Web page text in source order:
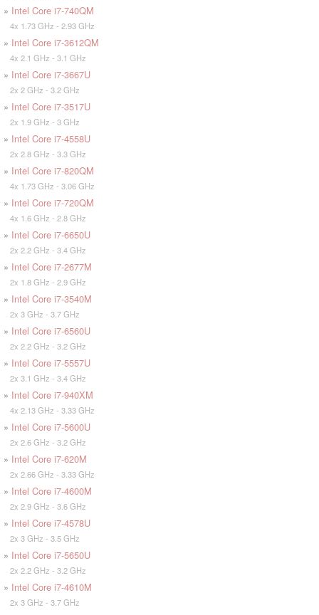
» Intel Core i7-740QM
4x 1.73 GHz - 2.93 GHz
» Intel Core i7-3612QM
4x 2.1 GHz - 3.1 GHz
» Intel Core i7-3667U
2x 2 GHz - 3.2 GHz
» Intel Core i7-3517U
2x 1.9 GHz - 3 GHz
» Intel Core i7-4558U
2x 2.8 GHz - 3.3 GHz
» Intel Core i7-820QM
4x 1.73 GHz - 3.06 GHz
» Intel Core i7-720QM
4x 1.6 GHz - 2.8 GHz
» Intel Core i7-6650U
2x 2.2 GHz - 3.4 GHz
» Intel Core i7-2677M
2x 1.8 GHz - 2.9 GHz
» Intel Core i7-3540M
2x 3 GHz - 3.7 GHz
» Intel Core i7-6560U
2x 2.2 GHz - 3.2 GHz
» Intel Core i7-5557U
2x 3.1 GHz - 3.4 GHz
» Intel Core i7-940XM
4x 2.13 GHz - 3.33 GHz
» Intel Core i7-5600U
2x 2.6 GHz - 3.2 GHz
» Intel Core i7-620M
2x 2.66 GHz - 3.33 GHz
» Intel Core i7-4600M
2x 2.9 GHz - 3.6 GHz
» Intel Core i7-4578U
2x 3 GHz - 3.5 GHz
» Intel Core i7-5650U
2x 2.2 GHz - 3.2 GHz
» Intel Core i7-4610M
2x 3 GHz - 3.7 GHz